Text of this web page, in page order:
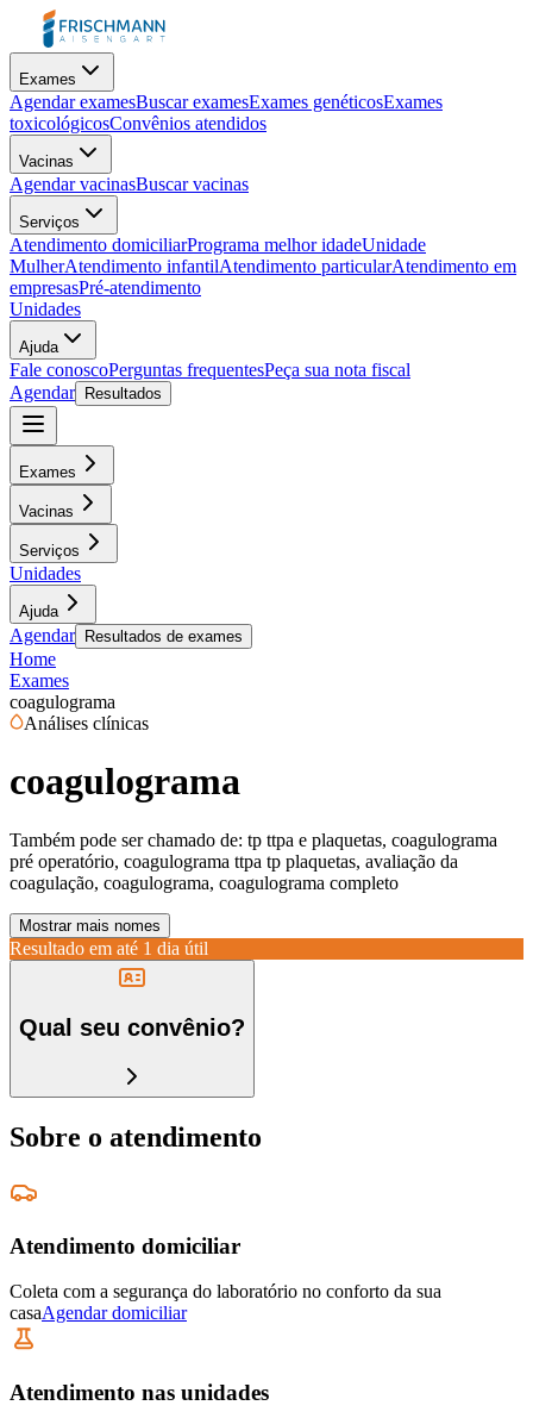
Exames
Agendar examesBuscar examesExames genéticosExames
toxicológicosConvênios atendidos
Vacinas
Agendar vacinasBuscar vacinas
Serviços
Atendimento domiciliarPrograma melhor idadeUnidade
MulherAtendimento infantilAtendimento particularAtendimento em
empresasPré-atendimento
Unidades
Ajuda
Fale conoscoPerguntas frequentesPeça sua nota fiscal
Agendar
Resultados
Exames
Vacinas
Serviços
Unidades
Ajuda
Agendar Resultados de exames
Home
Exames
coagulograma
Análises clínicas
coagulograma
Também pode ser chamado de: tp ttpa e plaquetas, coagulograma
pré operatório, coagulograma ttpa tp plaquetas, avaliação da
coagulação, coagulograma, coagulograma completo
Mostrar mais nomes
Resultado em até 1 dia útil
Qual seu convênio?
Sobre o atendimento
Atendimento domiciliar
Coleta com a segurança do laboratório no conforto da sua
casaAgendar domiciliar
Atendimento nas unidades